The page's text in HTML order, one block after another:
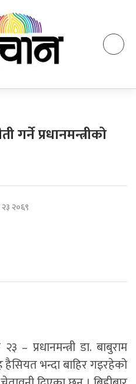
गर्ने प्रधानमन्त्रीको
२३ २०६९
– प्रधानमन्त्री डा. बाबुराम
हैसियत भन्दा बाहिर गइरहेको